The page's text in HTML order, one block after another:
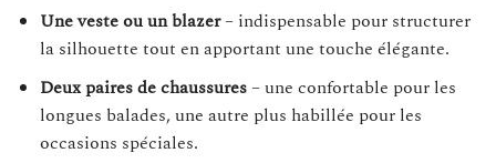
Une veste ou un blazer– indispensable pour structurer
la silhouette tout en apportant une touche élégante.
Deux paires de chaussures– une confortable pour les
longues balades, une autre plus habillée pour les
occasions spéciales.